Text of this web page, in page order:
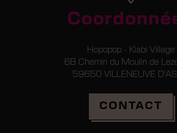
Hopopop - Kiabi Village
6B Chemin du Moulin de
59650 VILLENEUVE
CONTACT
Réserver